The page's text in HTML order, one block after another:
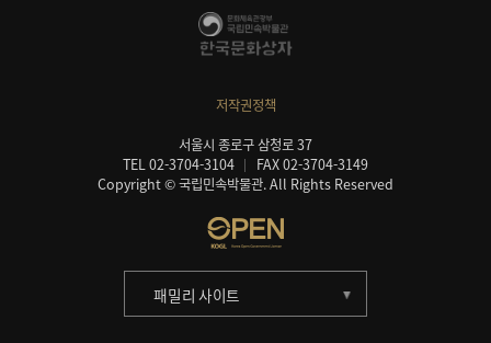
저작권정책
서울시 종로구 삼청로 37
TEL 02-3704-3104
FAX 02-3704-3149
Copyright © 국립민속박물관. All Rights Reserved
패밀리 사이트